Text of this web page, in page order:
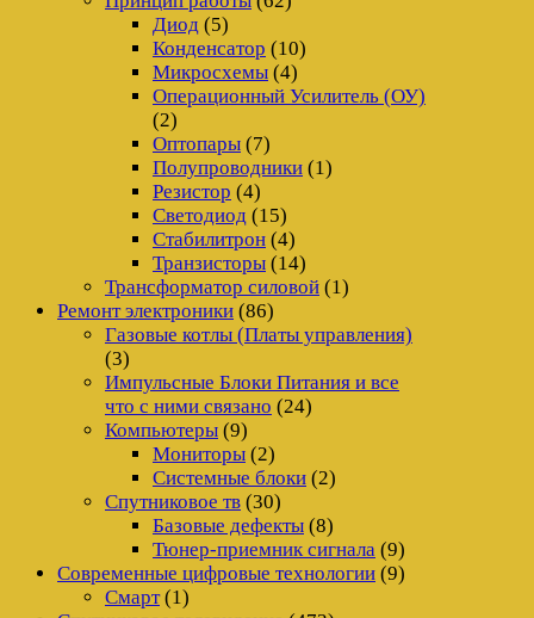
Диод (5)
Конденсатор (10)
Микросхемы (4)
Операционный Усилитель (ОУ)
(2)
Оптопары (7)
Полупроводники (1)
Резистор (4)
Светодиод (15)
Стабилитрон (4)
Транзисторы (14)
Трансформатор силовой (1)
Ремонт электроники (86)
Газовые котлы (Платы управления)
(3)
Импульсные Блоки Питания и все
что с ними связано (24)
Компьютеры (9)
Мониторы (2)
Системные блоки (2)
Спутниковое тв (30)
Базовые дефекты (8)
Тюнер-приемник сигнала (9)
Современные цифровые технологии (9)
Смарт(1)